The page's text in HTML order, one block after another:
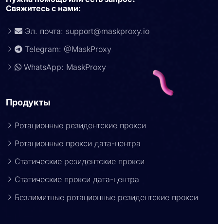
Свяжитесь с нами:
Эл. почта: support@maskproxy.io
Telegram: @MaskProxy
WhatsApp: MaskProxy
Продукты
Ротационные резидентские прокси
Ротационные прокси дата-центра
Статические резидентские прокси
Статические прокси дата-центра
Безлимитные ротационные резидентские прокси